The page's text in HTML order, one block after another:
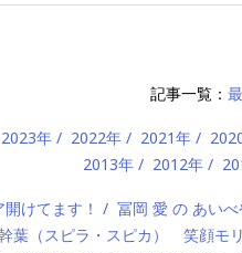
記事一覧：
2023年 2022年 2021年
2013年
2012年
けてます！ 冨岡 愛 の あいべ
葉（スピラ・スピカ） 笑顔モ